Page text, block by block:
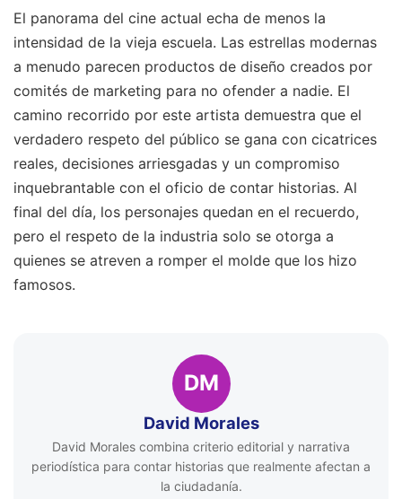
El panorama del cine actual echa de menos la
intensidad de la vieja escuela. Las estrellas modernas
a menudo parecen productos de diseño creados por
comités de marketing para no ofender a nadie. El
camino recorrido por este artista demuestra que el
verdadero respeto del público se gana con cicatrices
reales, decisiones arriesgadas y un compromiso
inquebrantable con el oficio de contar historias. Al
final del día, los personajes quedan en el recuerdo,
pero el respeto de la industria solo se otorga a
quienes se atreven a romper el molde que los hizo
famosos.
DM
David Morales
David Morales combina criterio editorial y narrativa
periodística para contar historias que realmente afectan a
la ciudadanía.